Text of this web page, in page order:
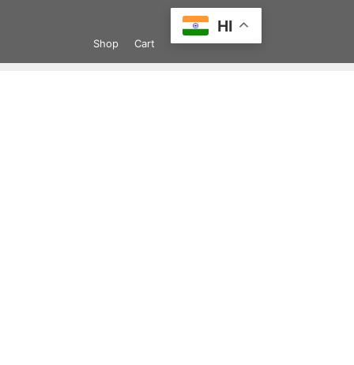
Shop Cart
HI